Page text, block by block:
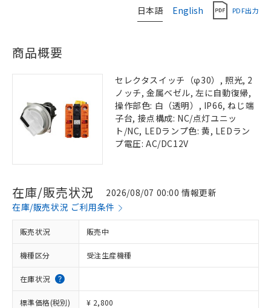
日本語 English PDF出力
商品概要
セレクタスイッチ（φ30）, 照光, 2
ノッチ, 金属ベゼル, 左に自動復帰,
操作部色: 白（透明）, IP66, ねじ端
子台, 接点構成: NC/点灯ユニッ
ト/NC, LEDランプ色: 黄, LEDラン
プ電圧: AC/DC12V
在庫/販売状況
2026/08/07 00:00 情報更新
在庫/販売状況 ご利用条件
販売状況 販売中
機種区分 受注生産機種
在庫状況
標準価格(税別) ¥ 2,800